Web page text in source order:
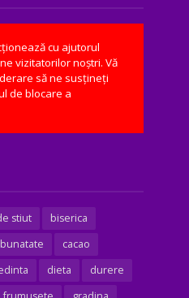
cu ajutorul
vizitatorilor noștri. Vă
să ne susțineți
de blocare a
stiut
biserica
bunatate
cacao
dieta
durere